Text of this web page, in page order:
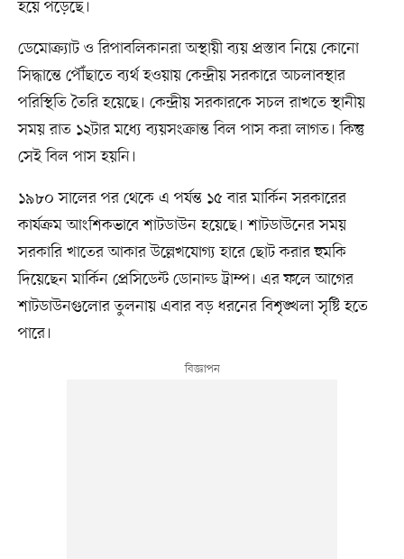
হয়ে পড়েছে।
ডেমোক্র্যাট ও রিপাবলিকানরা অস্থায়ী ব্যয় প্রস্তাব নিয়ে কোনো
সিদ্ধান্তে পৌঁছাতে ব্যর্থ হওয়ায় কেন্দ্রীয় সরকারে অচলাবস্থার
পরিস্থিতি তৈরি হয়েছে। কেন্দ্রীয় সরকারকে সচল রাখতে স্থানীয়
সময় রাত ১২টার মধ্যে ব্যয়সংক্রান্ত বিল পাস করা লাগত। কিন্তু
সেই বিল পাস হয়নি।
১৯৮০ সালের পর থেকে এ পর্যন্ত ১৫ বার মার্কিন সরকারের
কার্যক্রম আংশিকভাবে শাটডাউন হয়েছে। শাটডাউনের সময়
সরকারি খাতের আকার উল্লেখযোগ্য হারে ছোট করার হুমকি
দিয়েছেন মার্কিন প্রেসিডেন্ট ডোনাল্ড ট্রাম্প। এর ফলে আগের
শাটডাউনগুলোর তুলনায় এবার বড় ধরনের বিশৃঙ্খলা সৃষ্টি হতে
পারে।